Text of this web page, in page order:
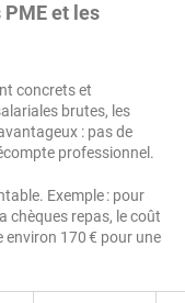
et les
concrets et
brutes, les
: pas de
professionnel.
Exemple : pour
chèques repas, le coût
environ 170 € pour une